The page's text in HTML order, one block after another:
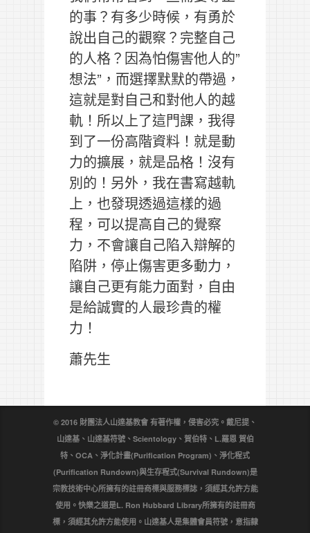
的事？有多少時候，有勇於
說出自己的觀察？完整自己
的人格？因為怕傷害他人的”
想法”，而選擇默默的帶過，
這就是對自己和對他人的越
軌！所以上了這門課，我得
到了一份高階資料！就是動
力的擴展，就是品格！沒有
別的！另外，我在書寫越軌
上，也發現透過這樣的過
程，可以提高自己的覺察
力，不會讓自己陷入辯解的
陷阱，停止傷害更多動力，
讓自己更有能力面對，自由
是給誠實的人最珍貴的權
力！
蕭先生
© 2016 財團法人山達基教會 有著作權，侵害必究。戴尼提、
山達基、山達基符號、Scientology、賀伯特、L.羅恩 賀伯
特、OCA、淨化計畫(Purification Program)、淨化程式
(Purification Rundown)與生存程式(Survival Rundown)是
宗教技術中心所擁有的註冊商標與服務標誌，須經其允許方能
使用。快樂之道是L. Ron Hubbard Library所擁有的註冊商
標，須經其允許方能使用。山達基人是集體會員符號，意指隸